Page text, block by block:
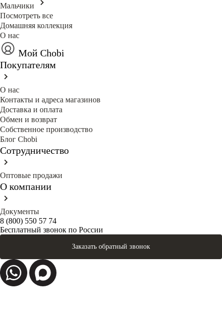
Мальчики
Посмотреть все
Домашняя коллекция
О нас
Мой Chobi
Покупателям
О нас
Контакты и адреса магазинов
Доставка и оплата
Обмен и возврат
Собственное производство
Блог Сhobi
Сотрудничество
Оптовые продажи
О компании
Документы
8 (800) 550 57 74
Бесплатный звонок по России
Заказать обратный звонок